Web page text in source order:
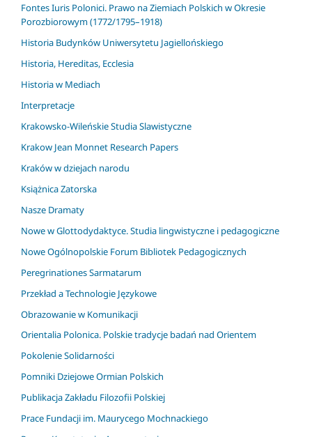
Fontes Iuris Polonici. Prawo na Ziemiach Polskich w Okresie
Porozbiorowym (1772/1795–1918)
Historia Budynków Uniwersytetu Jagiellońskiego
Historia, Hereditas, Ecclesia
Historia w Mediach
Interpretacje
Krakowsko-Wileńskie Studia Slawistyczne
Krakow Jean Monnet Research Papers
Kraków w dziejach narodu
Książnica Zatorska
Nasze Dramaty
Nowe w Glottodydaktyce. Studia lingwistyczne i pedagogiczne
Nowe Ogólnopolskie Forum Bibliotek Pedagogicznych
Peregrinationes Sarmatarum
Przekład a Technologie Językowe
Obrazowanie w Komunikacji
Orientalia Polonica. Polskie tradycje badań nad Orientem
Pokolenie Solidarności
Pomniki Dziejowe Ormian Polskich
Publikacja Zakładu Filozofii Polskiej
Prace Fundacji im. Maurycego Mochnackiego